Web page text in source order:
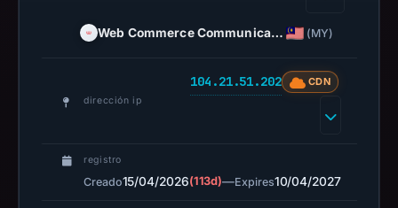
address
registration
2026,
Web Commerce Communica… (MY)
dirección ip
104.21.51.202 CDN
registro
Creado15/04/2026(113d)—Expires10/04/2027